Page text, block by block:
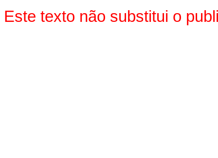
Este texto não substitui o